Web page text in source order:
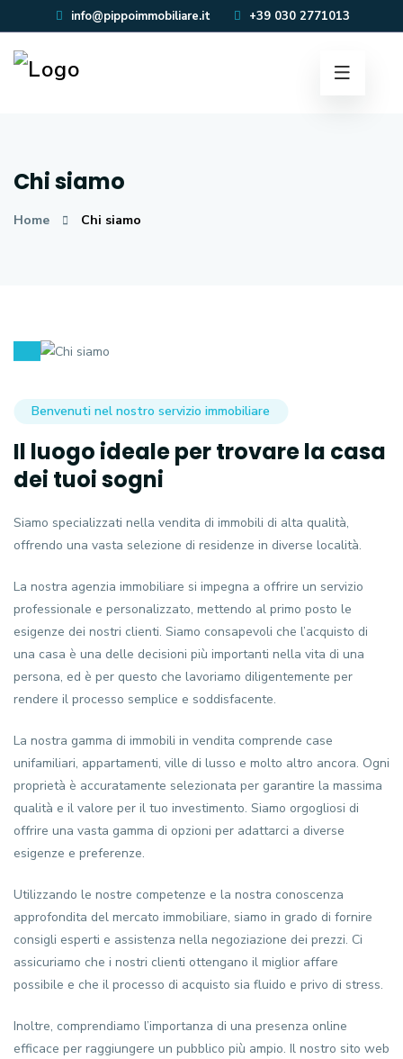
info@pippoimmobiliare.it +39 030 2771013
Chi siamo
Home Chi siamo
Benvenuti nel nostro servizio immobiliare
Il luogo ideale per trovare la casa
dei tuoi sogni
Siamo specializzati nella vendita di immobili di alta qualità,
offrendo una vasta selezione di residenze in diverse località.
La nostra agenzia immobiliare si impegna a offrire un servizio
professionale e personalizzato, mettendo al primo posto le
esigenze dei nostri clienti. Siamo consapevoli che l’acquisto di
una casa è una delle decisioni più importanti nella vita di una
persona, ed è per questo che lavoriamo diligentemente per
rendere il processo semplice e soddisfacente.
La nostra gamma di immobili in vendita comprende case
unifamiliari, appartamenti, ville di lusso e molto altro ancora. Ogni
proprietà è accuratamente selezionata per garantire la massima
qualità e il valore per il tuo investimento. Siamo orgogliosi di
offrire una vasta gamma di opzioni per adattarci a diverse
esigenze e preferenze.
Utilizzando le nostre competenze e la nostra conoscenza
approfondita del mercato immobiliare, siamo in grado di fornire
consigli esperti e assistenza nella negoziazione dei prezzi. Ci
assicuriamo che i nostri clienti ottengano il miglior affare
possibile e che il processo di acquisto sia fluido e privo di stress.
Inoltre, comprendiamo l’importanza di una presenza online
efficace per raggiungere un pubblico più ampio. Il nostro sito web